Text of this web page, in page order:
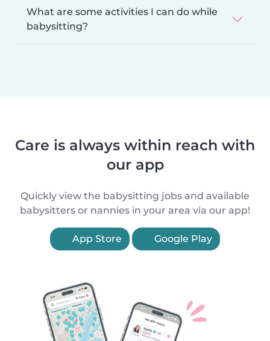
What are some activities I can do while
babysitting?
Care is always within reach with
our app
Quickly view the babysitting jobs and available
babysitters or nannies in your area via our app!
App Store Google Play